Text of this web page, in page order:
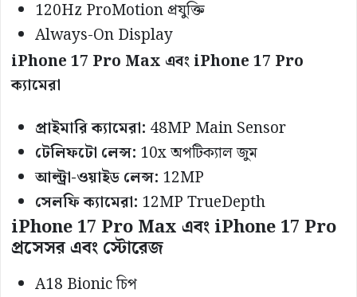
120Hz ProMotion প্রযুক্তি
Always-On Display
iPhone 17 Pro Max এবং iPhone 17 Pro
ক্যামেরা
প্রাইমারি ক্যামেরা: 48MP Main Sensor
টেলিফটো লেন্স: 10x অপটিক্যাল জুম
আল্ট্রা-ওয়াইড লেন্স: 12MP
সেলফি ক্যামেরা: 12MP TrueDepth
iPhone 17 Pro Max এবং iPhone 17 Pro
প্রসেসর এবং স্টোরেজ
A18 Bionic চিপ